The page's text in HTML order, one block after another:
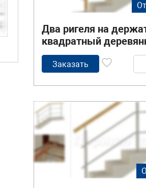
Два ригеля на
квадратный
поручень и
деревянные стойки
Заказать